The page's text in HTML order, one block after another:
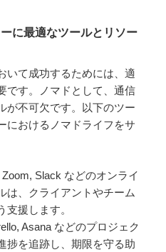
に最適なツールとリソー
いて成功するためには、適
です。ノマドとして、通信
が不可欠です。以下のツー
におけるノマドライフをサ
Zoom, Slack などのオンライ
は、クライアントやチーム
支援します。
Asana などのプロジェク
捗を追跡し、期限を守る助